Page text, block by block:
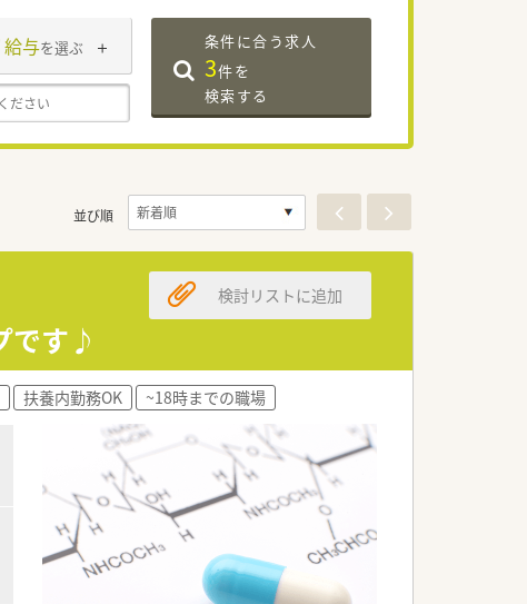
与を選ぶ 条件に合う求人
3件を
検索する
並び順
です♪
検討リストに追加
扶養内勤務OK ~18時までの職場